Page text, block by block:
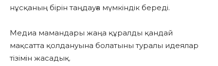
нұсқаның бірін таңдауға мүмкіндік береді.
Медиа мамандары жаңа құралды қандай
мақсатта қолдануына болатыны туралы идеялар
тізімін жасадық.